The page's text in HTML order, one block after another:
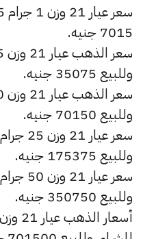
7015 جنيه.
وللبيع 35075 جنيه.
وللبيع 70150 جنيه.
وللبيع 175375 جنيه.
وللبيع 350750 جنيه.